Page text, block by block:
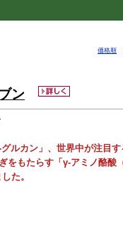
価格順
ン
ルカン」、世界中が注目す
をもたらす「γ-アミノ酪酸
た。